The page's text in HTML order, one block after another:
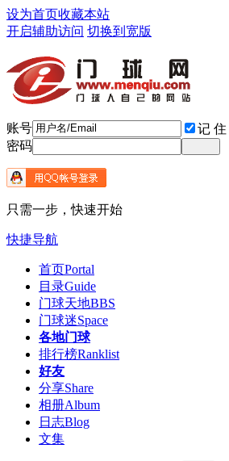
设为首页收藏本站
开启辅助访问 切换到宽版
账号 记 住
密码
只需一步，快速开始
快捷导航
首页Portal
目录Guide
门球天地BBS
门球迷Space
各地门球
排行榜Ranklist
好友
分享Share
相册Album
日志Blog
文集